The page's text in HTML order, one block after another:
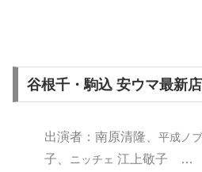
谷根千・駒込 安ウマ最新店
出演者：南原清隆、 平成ノ
子、
ニッチェ 江上敬子 …